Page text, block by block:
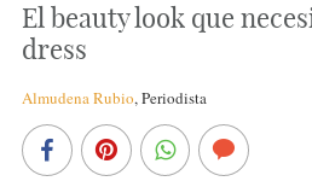
El beauty look que
dress
Almudena Rubio,Periodista